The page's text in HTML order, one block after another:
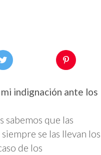
indignación ante los
sabemos que las
se las llevan los
de los